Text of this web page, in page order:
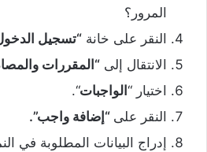
المرور؟
النقر على خانة “تسجيل
الانتقال إلى “المقررات
اختيار “ الواجبات“.
النقر على “إضافة واجب”.
إدراج البيانات المطلوبة في